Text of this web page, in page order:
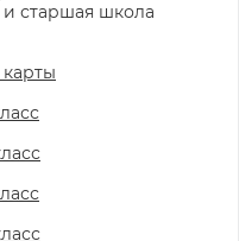
старшая школа